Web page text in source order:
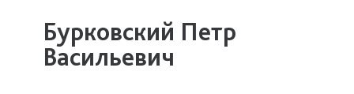
Бурковский Петр
Васильевич